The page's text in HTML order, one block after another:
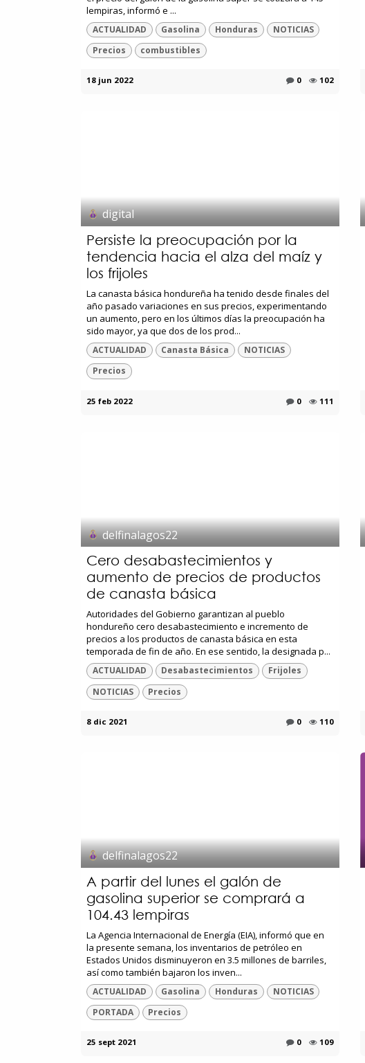
lempiras, informó e ...
ACTUALIDAD Gasolina Honduras
NOTICIAS
Precios
combustibles
18 jun 2022 0 102
digital
Persiste la preocupación por la
tendencia hacia el alza del maíz y
los frijoles
La canasta básica hondureña ha tenido desde finales del
año pasado variaciones en sus precios, experimentando
un aumento, pero en los últimos días la preocupación ha
sido mayor, ya que dos de los prod...
ACTUALIDAD Canasta Básica
NOTICIAS
Precios
25 feb 2022 0 111
delfinalagos22
Cero desabastecimientos y
aumento de precios de productos
de canasta básica
Autoridades del Gobierno garantizan al pueblo
hondureño cero desabastecimiento e incremento de
precios a los productos de canasta básica en esta
temporada de fin de año. En ese sentido, la designada p...
ACTUALIDAD Desabastecimientos
Frijoles
NOTICIAS
Precios
8 dic 2021 0 110
delfinalagos22
A partir del lunes el galón de
gasolina superior se comprará a
104.43 lempiras
La Agencia Internacional de Energía (EIA), informó que en
la presente semana, los inventarios de petróleo en
Estados Unidos disminuyeron en 3.5 millones de barriles,
así como también bajaron los inven...
ACTUALIDAD Gasolina Honduras
NOTICIAS
PORTADA
Precios
25 sept 2021 0 109